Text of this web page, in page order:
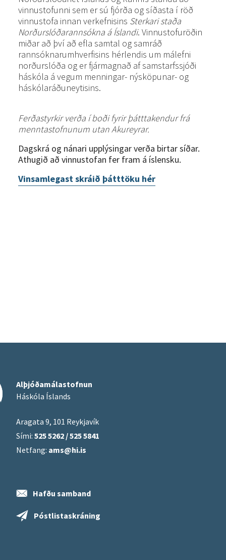
vinnustofunni sem er sú fjórða og síðasta í röð
vinnustofa innan verkefnisins Sterkari staða
Norðurslóðarannsókna á Íslandi. Vinnustofuröðin
miðar að því að efla samtal og samráð
rannsóknarumhverfisins hérlendis um málefni
norðurslóða og er fjármagnað af samstarfssjóði
háskóla á vegum menningar- nýsköpunar- og
háskólaráðuneytisins.
Ferðastyrkir verða í boði fyrir þátttakendur frá
menntastofnunum utan Akureyrar.
Dagskrá og nánari upplýsingar verða birtar síðar.
Athugið að vinnustofan fer fram á íslensku.
Vinsamlegast skráið þátttöku hér
Alþjóðamálastofnun
Háskóla Íslands
Aragata 9, 101 Reykjavík
Sími: 525 5262 / 525 5841
Netfang: ams@hi.is
Hafðu samband
Póstlistaskráning